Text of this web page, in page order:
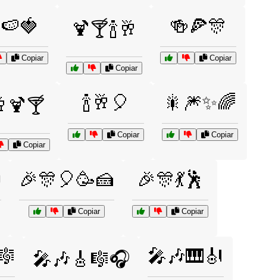
Copiar
🍹🍸🍾🥂
Copiar
🍻🍕🎊
Copiar
Copiar
🍾🥂🎈
Copiar
🎇🎆✨🌈
Copiar
🎉🎊🎈🥳🍰
Copiar
🎉🎊💃🕺
Copiar
🎤🎶🎸🎼🎧 🎤🎶🎹🎻